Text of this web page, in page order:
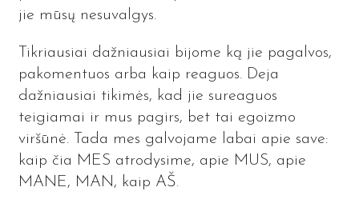
jie mūsų nesuvalgys.
Tikriausiai dažniausiai bijome ką jie pagalvos,
pakomentuos arba kaip reaguos. Deja
dažniausiai tikimės, kad jie sureaguos
teigiamai ir mus pagirs, bet tai egoizmo
viršūnė. Tada mes galvojame labai apie save:
kaip čia MES atrodysime, apie MUS, apie
MANE, MAN, kaip AŠ.